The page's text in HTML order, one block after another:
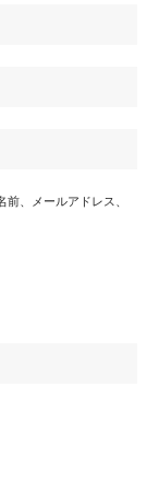
、メールアドレス、